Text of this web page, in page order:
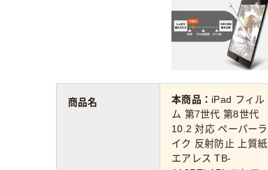
本商品： iPad フィル
ム 第7世代 第8世代
10.2 対応 ペーパーラ
イク 反射防止 上質紙
エアレス TB-
商品名